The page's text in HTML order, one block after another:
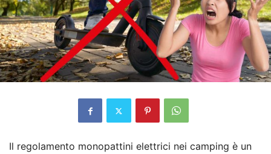
Il regolamento monopattini elettrici nei camping è un